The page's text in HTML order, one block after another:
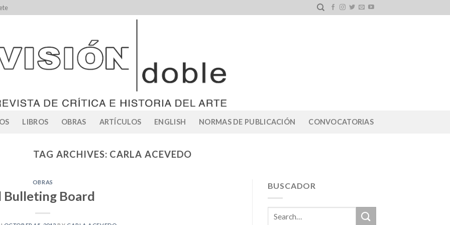
LIBROS OBRAS ARTÍCULOS ENGLISH NORMAS DE PUBLICACIÓN CONVOCATORIAS
TAG ARCHIVES: CARLA ACEVEDO
OBRAS
Bulleting Board
BUSCADOR